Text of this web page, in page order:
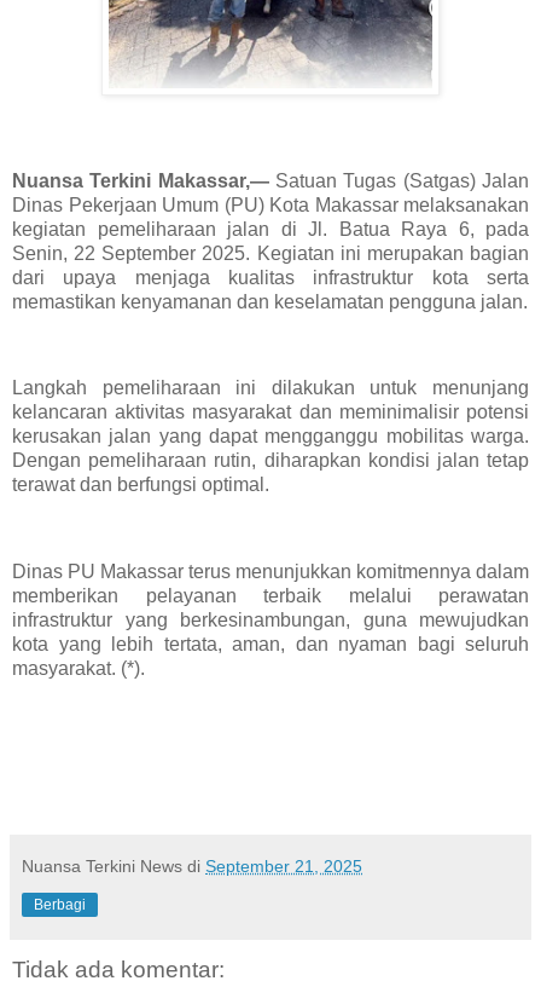
Nuansa Terkini Makassar,— Satuan Tugas (Satgas) Jalan
Dinas Pekerjaan Umum (PU) Kota Makassar melaksanakan
kegiatan pemeliharaan jalan di Jl. Batua Raya 6, pada
Senin, 22 September 2025. Kegiatan ini merupakan bagian
dari upaya menjaga kualitas infrastruktur kota serta
memastikan kenyamanan dan keselamatan pengguna jalan.
Langkah pemeliharaan ini dilakukan untuk menunjang
kelancaran aktivitas masyarakat dan meminimalisir potensi
kerusakan jalan yang dapat mengganggu mobilitas warga.
Dengan pemeliharaan rutin, diharapkan kondisi jalan tetap
terawat dan berfungsi optimal.
Dinas PU Makassar terus menunjukkan komitmennya dalam
memberikan pelayanan terbaik melalui perawatan
infrastruktur yang berkesinambungan, guna mewujudkan
kota yang lebih tertata, aman, dan nyaman bagi seluruh
masyarakat. (*).
Nuansa Terkini News di September 21, 2025
Berbagi
Tidak ada komentar: